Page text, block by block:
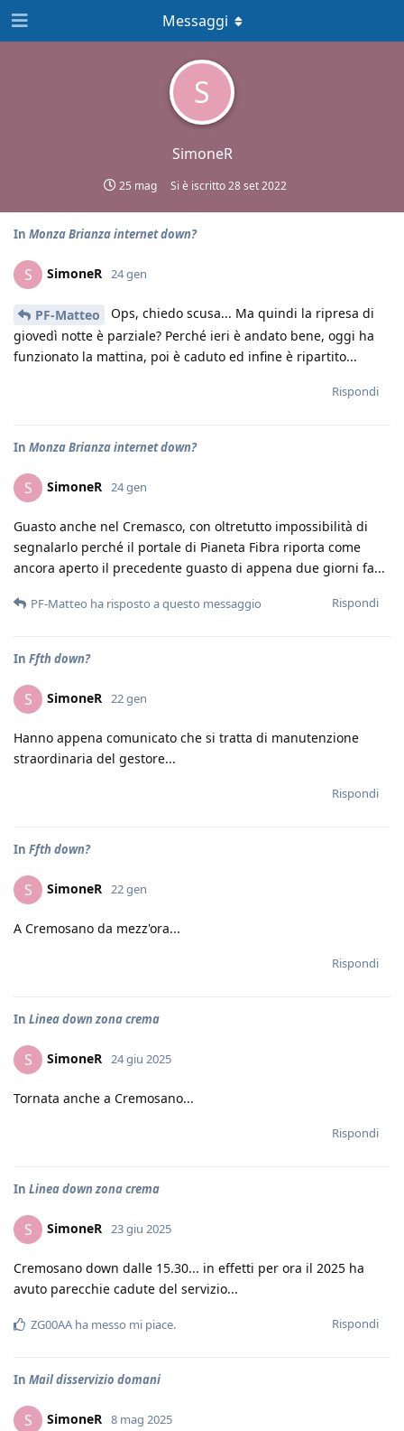
S
SimoneR
25 mag Si è iscritto28 set 2022
Messaggi
In Monza Brianza internet down?
S SimoneR 24 gen
PF-Matteo
Ops, chiedo scusa... Ma quindi la ripresa di
giovedì notte è parziale? Perché ieri è andato bene, oggi ha
funzionato la mattina, poi è caduto ed infine è ripartito...
Rispondi
In Monza Brianza internet down?
S SimoneR 24 gen
Guasto anche nel Cremasco, con oltretutto impossibilità di
segnalarlo perché il portale di Pianeta Fibra riporta come
ancora aperto il precedente guasto di appena due giorni fa...
Rispondi
PF-Matteo ha risposto a questo messaggio
In Ffth down?
S SimoneR 22 gen
Hanno appena comunicato che si tratta di manutenzione
straordinaria del gestore...
Rispondi
In Ffth down?
S SimoneR 22 gen
A Cremosano da mezz'ora...
Rispondi
In Linea down zona crema
S SimoneR 24 giu 2025
Tornata anche a Cremosano...
Rispondi
In Linea down zona crema
S SimoneR 23 giu 2025
Cremosano down dalle 15.30... in effetti per ora il 2025 ha
avuto parecchie cadute del servizio...
Rispondi
ZG00AA ha messo mi piace.
In Mail disservizio domani
S SimoneR 8 mag 2025